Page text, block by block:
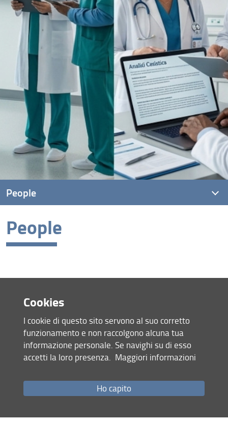
People
People
Personnel
PhD Students
Site map
RSS feed
Privacy policy
Accessibility
Cookies
I cookie di questo sito servono al suo corretto
funzionamento e non raccolgono alcuna tua
informazione personale. Se navighi su di esso
accetti la loro presenza. Maggiori informazioni
Ho capito